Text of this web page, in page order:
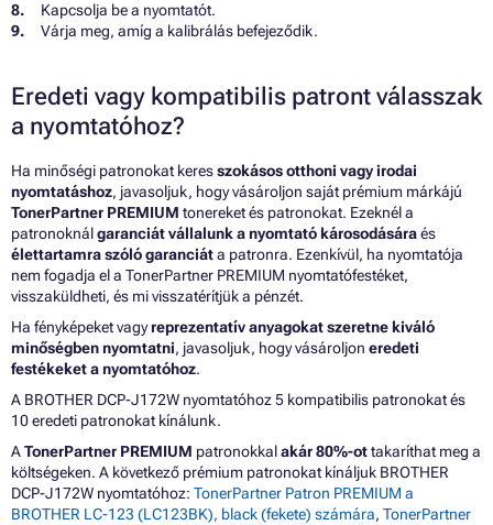
Kapcsolja be a nyomtatót.
Várja meg, amíg a kalibrálás befejeződik.
Eredeti vagy kompatibilis patront válasszak
a nyomtatóhoz?
Ha minőségi patronokat keresszokásos otthoni vagy irodai
nyomtatáshoz, javasoljuk, hogy vásároljon saját prémium márkájú
TonerPartner PREMIUM tonereket és patronokat. Ezeknél a
patronoknálgaranciát vállalunk a nyomtató károsodásáraés
élettartamra szóló garanciáta patronra. Ezenkívül, ha nyomtatója
nem fogadja el a TonerPartner PREMIUM nyomtatófestéket,
visszaküldheti, és mi visszatérítjük a pénzét.
Ha fényképeket vagyreprezentatív anyagokat szeretne kiváló
minőségben nyomtatni, javasoljuk, hogy vásároljon eredeti
festékeket a nyomtatóhoz.
A BROTHER DCP-J172W nyomtatóhoz 5 kompatibilis patronokat és
10 eredeti patronokat kínálunk.
ATonerPartner PREMIUM patronokkalakár 80%-ottakaríthat meg a
költségeken. A következő prémium patronokat kínáljuk BROTHER
DCP-J172W nyomtatóhoz: TonerPartner Patron PREMIUM a
BROTHER LC-123 (LC123BK), black (fekete) számára, TonerPartner